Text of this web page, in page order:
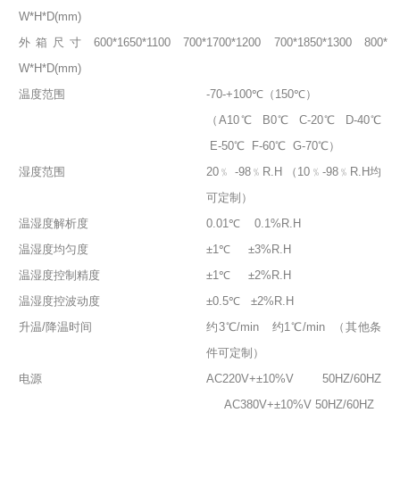
W*H*D(mm)
外箱尺寸
W*H*D(mm)
600*1650*1100 700*1700*1200 700*1850*1300
温度范围
-70-+100℃（150℃）
（A10℃ B0℃ C-20℃ D-40℃
E-50℃ F-60℃ G-70℃）
湿度范围
20﹪ -98﹪R.H （10﹪-98﹪R.H均
可定制）
温湿度解析度
0.01℃ 0.1%R.H
温湿度均匀度
±1℃ ±3%R.H
温湿度控制精度
±1℃ ±2%R.H
温湿度控波动度
±0.5℃ ±2%R.H
升温/降温时间
约3℃/min 约1℃/min （其他条
件可定制）
电源
AC220V+±10%V 50HZ/60HZ
AC380V+±10%V 50HZ/60HZ